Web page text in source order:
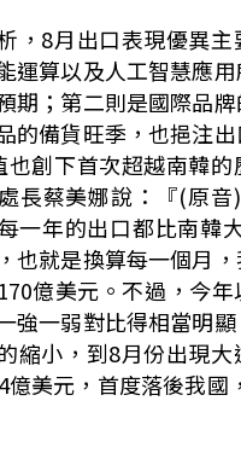
， 8月出口表現優異主
運算以及人工智慧應
期；第二則是國際品
的備貨旺季，也挹注出
也創下首次超越南韓
長蔡美娜說：『(原音)
一年的出口都比南韓
也就是換算每一個月
170億美元。不過，今
強一弱對比得相當明
縮小，到8月份出現
億美元，首度落後我國